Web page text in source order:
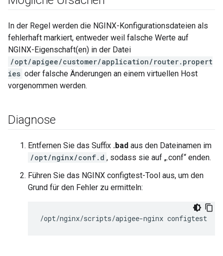
In der Regel werden die NGINX-Konfigurationsdateien als
fehlerhaft markiert, entweder weil falsche Werte auf
NGINX-Eigenschaft(en) in der Datei
/opt/apigee/customer/application/router.propert
ies oder falsche Änderungen an einem virtuellen Host
vorgenommen werden.
Diagnose
Entfernen Sie das Suffix .bad aus den Dateinamen im
/opt/nginx/conf.d , sodass sie auf „.conf“ enden.
Führen Sie das NGINX configtest-Tool aus, um den
Grund für den Fehler zu ermitteln:
/opt/nginx/scripts/apigee-nginx configtest